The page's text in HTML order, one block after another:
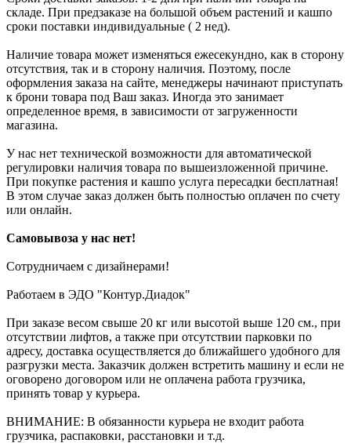
складе. При предзаказе на большой объем растений и кашпо
сроки поставки индивидуальные ( 2 нед).
Наличие товара может изменяться ежесекундно, как в сторону
отсутствия, так и в сторону наличия. Поэтому, после
оформления заказа на сайте, менеджеры начинают приступать
к брони товара под Ваш заказ. Иногда это занимает
определенное время, в зависимости от загруженности
магазина.
У нас нет технической возможности для автоматической
регулировки наличия товара по вышеизложенной причине.
При покупке растения и кашпо услуга пересадки бесплатная!
В этом случае заказ должен быть полностью оплачен по счету
или онлайн.
Самовывоза у нас нет!
Сотрудничаем с дизайнерами!
Работаем в ЭДО "Контур.Диадок"
При заказе весом свыше 20 кг или высотой выше 120 см., при
отсутствии лифтов, а также при отсутствии парковки по
адресу, доставка осуществляется до ближайшего удобного для
разгрузки места. Заказчик должен встретить машину и если не
оговорено договором или не оплачена работа грузчика,
принять товар у курьера.
ВНИМАНИЕ: В обязанности курьера не входит работа
грузчика, распаковки, расстановки и т.д.